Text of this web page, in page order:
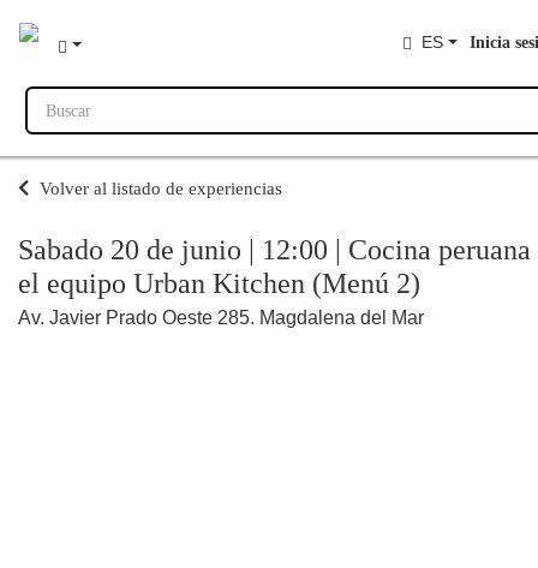
ES Inicia
Buscar
Volver al listado de experiencias
Sabado 20 de junio | 12:00 | Cocina peruana
el equipo Urban Kitchen (Menú 2)
Av. Javier Prado Oeste 285. Magdalena del Mar